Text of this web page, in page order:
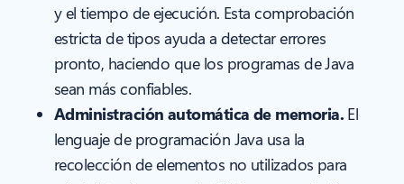
y el tiempo de ejecución. Esta comprobación
estricta de tipos ayuda a detectar errores
pronto, haciendo que los programas de Java
sean más confiables.
Administración automática de memoria. El
lenguaje de programación Java usa la
recolección de elementos no utilizados para